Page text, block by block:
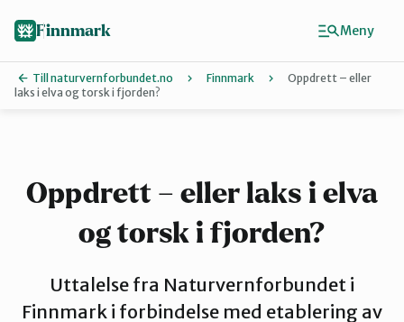
Porsangerfjorden
Sør-Varanger
Finnmark
Till naturvernforbundet.no Finnmark
Oppdrett – eller
laks i elva og torsk i fjorden?
Oppdrett – eller laks i elva
og torsk i fjorden?
Uttalelse fra Naturvernforbundet i
Finnmark i forbindelse med etablering av